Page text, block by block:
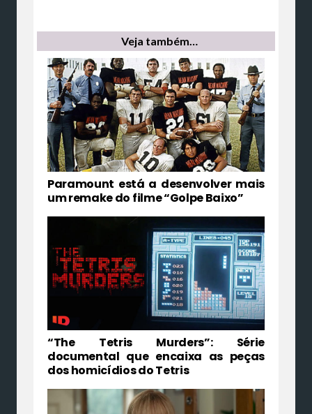
Veja também…
Paramount está a desenvolver mais
um remake do filme “Golpe Baixo”
“The Tetris Murders”: Série
documental que encaixa as peças
dos homicídios do Tetris